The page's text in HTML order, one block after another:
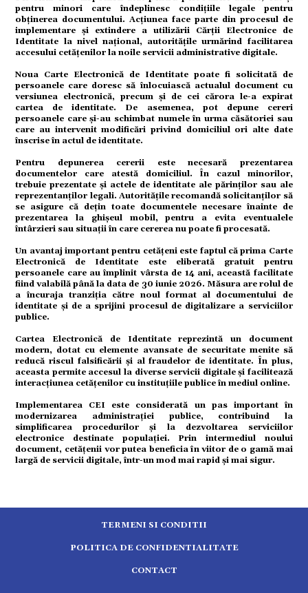
pentru minori care îndeplinesc condițiile legale pentru
obținerea documentului. Acțiunea face parte din procesul de
implementare și extindere a utilizării Cărții Electronice de
Identitate la nivel național, autoritățile urmărind facilitarea
accesului cetățenilor la noile servicii administrative digitale.
Noua Carte Electronică de Identitate poate fi solicitată de
persoanele care doresc să înlocuiască actualul document cu
versiunea electronică, precum și de cei cărora le-a expirat
cartea de identitate. De asemenea, pot depune cereri
persoanele care și-au schimbat numele în urma căsătoriei sau
care au intervenit modificări privind domiciliul ori alte date
înscrise în actul de identitate.
Pentru depunerea cererii este necesară prezentarea
documentelor care atestă domiciliul. În cazul minorilor,
trebuie prezentate și actele de identitate ale părinților sau ale
reprezentanților legali. Autoritățile recomandă solicitanților să
se asigure că dețin toate documentele necesare înainte de
prezentarea la ghișeul mobil, pentru a evita eventualele
întârzieri sau situații în care cererea nu poate fi procesată.
Un avantaj important pentru cetățeni este faptul căprima Carte
Electronică de Identitate este eliberată gratuit pentru
persoanele care au împlinit vârsta de 14 ani, această facilitate
fiind valabilă până la data de 30 iunie 2026. Măsura are rolul de
a încuraja tranziția către noul format al documentului de
identitate și de a sprijini procesul de digitalizare a serviciilor
publice.
Cartea Electronică de Identitate reprezintă un document
modern, dotat cu elemente avansate de securitate menite să
reducă riscul falsificării și al fraudelor de identitate. În plus,
aceasta permite accesul la diverse servicii digitale și facilitează
interacțiunea cetățenilor cu instituțiile publice în mediul online.
Implementarea CEI este considerată un pas important în
modernizarea administrației publice, contribuind la
simplificarea procedurilor și la dezvoltarea serviciilor
electronice destinate populației. Prin intermediul noului
document, cetățenii vor putea beneficia în viitor de o gamă mai
largă de servicii digitale, într-un mod mai rapid și mai sigur.
TERMENI SI CONDITII
POLITICA DE CONFIDENTIALITATE
CONTACT